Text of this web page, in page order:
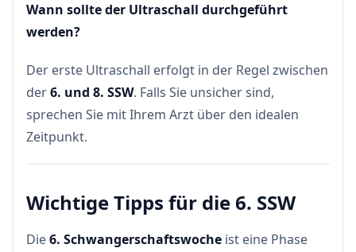
Wann sollte der Ultraschall durchgeführt
werden?
Der erste Ultraschall erfolgt in der Regel zwischen
der6. und 8. SSW. Falls Sie unsicher sind,
sprechen Sie mit Ihrem Arzt über den idealen
Zeitpunkt.
Wichtige Tipps für die 6. SSW
Die6. Schwangerschaftswoche ist eine Phase